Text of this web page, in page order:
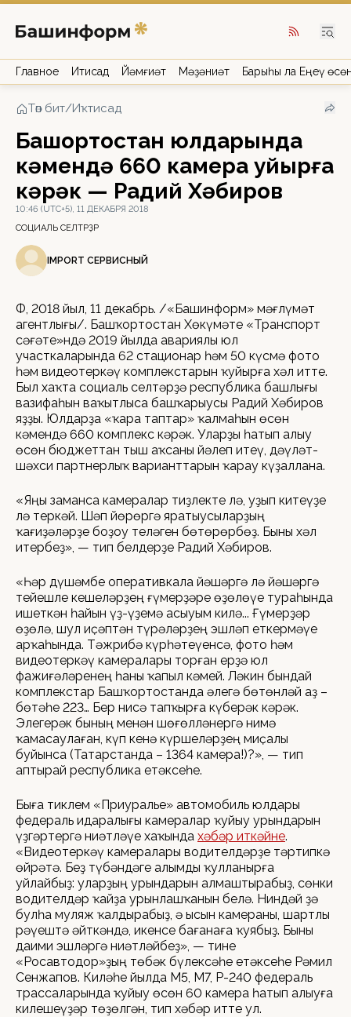
Главное Иҡтисад Йәмғиәт Мәҙәниәт Барыһы ла Еңеү
Төп бит/Иҡтисад
Башҡортостан юлдарында
кәмендә 660 камера ҡуйырға
кәрәк — Радий Хәбиров
10:46 (UTC+5), 11 ДЕКАБРЯ 2018
СОЦИАЛЬ СЕЛТӘРҘӘР
IMPORT СЕРВИСНЫЙ
ӨФӨ, 2018 йыл, 11 декабрь. /«Башинформ» мәғлүмәт
агентлығы/. Башҡортостан Хөкүмәте «Транспорт
сәғәте»ндә 2019 йылда авариялы юл
участкаларында 62 стационар һәм 50 күсмә фото
һәм видеотеркәү комплекстарын ҡуйырға хәл итте.
Был хаҡта социаль селтәрҙә республика башлығы
вазифаһын ваҡытлыса башҡарыусы Радий Хәбиров
яҙҙы. Юлдарҙа «ҡара таптар» ҡалмаһын өсөн
кәмендә 660 комплекс кәрәк. Уларҙы һатып алыу
өсөн бюджеттан тыш аҡсаны йәлеп итеү, дәүләт-
шәхси партнерлыҡ варианттарын ҡарау күҙаллана.
«Яңы заманса камералар тиҙлекте лә, уҙып китеүҙе
лә теркәй. Шәп йөрөргә яратыусыларҙың
ҡағиҙәләрҙе боҙоу теләген бөтөрөрбөҙ. Быны хәл
итербеҙ», — тип белдерҙе Радий Хәбиров.
«Һәр дүшәмбе оперативкала йәшәргә лә йәшәргә
тейешле кешеләрҙең ғүмерҙәре өҙөлөүе тураһында
ишеткән һайын үҙ-үҙемә асыуым килә... Ғүмерҙәр
өҙөлә, шул иҫәптән түрәләрҙең эшләп еткермәүе
арҡаһында. Тәжрибә күрһәтеүенсә, фото һәм
видеотеркәү камералары торған ерҙә юл
фажиғәләренең һаны ҡапыл кәмей. Ләкин бындай
комплекстар Башҡортостанда әлегә бөтөнләй аҙ –
бөтәһе 223… Бер нисә тапҡырға күберәк кәрәк.
Элегерәк бының менән шөғөлләнергә нимә
ҡамасаулаған, күп кенә күршеләрҙең миҫалы
буйынса (Татарстанда – 1364 камера!)?», — тип
аптырай республика етәксеһе.
Быға тиклем «Приуралье» автомобиль юлдары
федераль идаралығы камералар ҡуйыу урындарын
үҙгәртергә ниәтләүе хаҡында хәбәр иткәйне.
«Видеотеркәү камералары водителдәрҙе тәртипкә
өйрәтә. Беҙ түбәндәге алымды ҡулланырға
уйлайбыҙ: уларҙың урындарын алмаштырабыҙ, сөнки
водителдәр ҡайҙа урынлашҡанын белә. Ниндәй ҙә
булһа муляж ҡалдырабыҙ, ә ысын камераны, шартлы
рәүештә әйткәндә, икенсе бағанаға ҡуябыҙ. Быны
даими эшләргә ниәтләйбеҙ», — тине
«Росавтодор»ҙың төбәк бүлексәһе етәксеһе Рәмил
Сенжапов. Киләһе йылда М5, М7, Р-240 федераль
трассаларында ҡуйыу өсөн 60 камера һатып алыуға
килешеүҙәр төҙөлгән, тип хәбәр итте ул.